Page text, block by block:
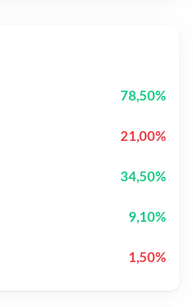
78,50%
21,00%
34,50%
9,10%
1,50%